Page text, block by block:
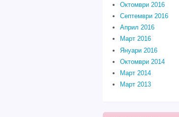
Октомври 2016
Септември 2016
Април 2016
Март 2016
Януари 2016
Октомври 2014
Март 2014
Март 2013